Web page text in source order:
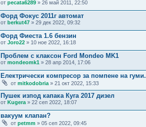
от pecata6289 » 26 май 2011, 22:50
Форд Фокус 2011г автомат
от berkut47 » 29 дек 2022, 09:32
Форд Фиеста 1.6 бензин
от Joro22 » 10 ное 2022, 16:18
Проблем с клаксон Ford Mondeo MK1
от mondeomk1 » 28 апр 2014, 17:06
Електрически компресор за помпене на гуми.
от mitkodobria» 21 окт 2022, 15:33
Пушек изпод капака Куга 2017 дизел
от Kugera» 22 сеп 2022, 18:07
вакуум клапан?
от petmm » 05 сеп 2022, 09:45